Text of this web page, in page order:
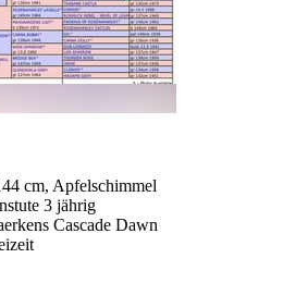
cm, Apfelschimmel
3 jährig
Cascade Dawn